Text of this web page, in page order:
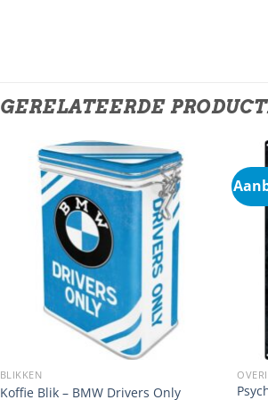
GERELATEERDE
BLIKKEN
Koffie Blik – BMW Drivers Only